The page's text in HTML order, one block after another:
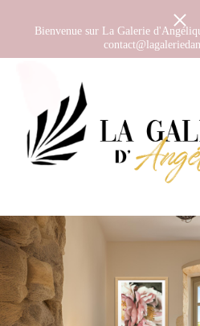
Bienvenue sur La Galerie
La Galerie